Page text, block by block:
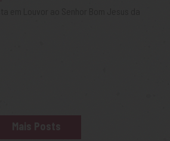
Mais Posts